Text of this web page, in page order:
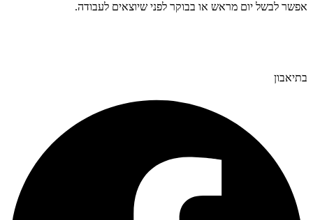
אפשר לבשל יום מראש או בבוקר לפני שיוצאים לעבודה.
בתיאבון